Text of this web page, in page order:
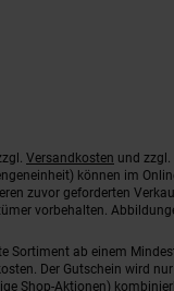
Versandkosten und
können im
zuvor geforderten
vorbehalten.
ab einem
Der Gutschein wird
Shop-Aktionen)